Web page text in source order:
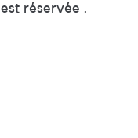
réservée .